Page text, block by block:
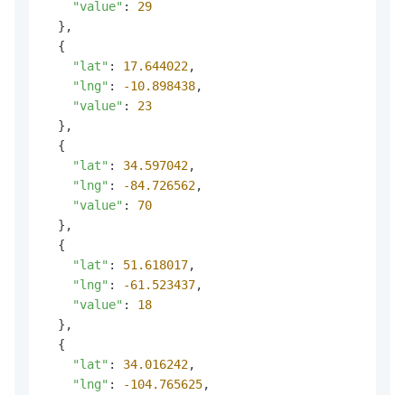
"value" : 29
  },
  {
"lat" : 17.644022,
"lng" : -10.898438,
"value" : 23
  },
  {
"lat" : 34.597042,
"lng" : -84.726562,
"value" : 70
  },
  {
"lat" : 51.618017,
"lng" : -61.523437,
"value" : 18
  },
  {
"lat" : 34.016242,
"lng" : -104.765625,